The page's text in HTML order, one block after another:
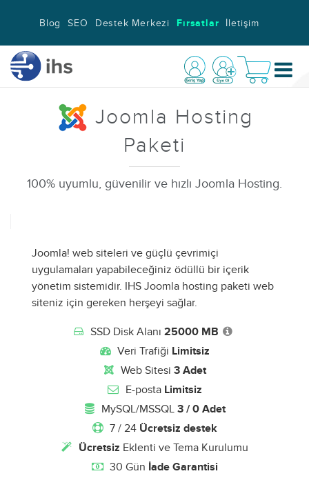
Blog SEO Destek Merkezi Fırsatlar İletişim
Joomla Hosting
Paketi
100% uyumlu, güvenilir ve hızlı Joomla Hosting.
Joomla! web siteleri ve güçlü çevrimiçi
uygulamaları yapabileceğiniz ödüllü bir içerik
yönetim sistemidir. IHS Joomla hosting paketi web
siteniz için gereken herşeyi sağlar.
SSD Disk Alanı 25000 MB
Veri Trafiği Limitsiz
Web Sitesi 3 Adet
E-posta Limitsiz
MySQL/MSSQL 3 / 0 Adet
7 / 24 Ücretsiz destek
Ücretsiz Eklenti ve Tema Kurulumu
30 Gün İade Garantisi